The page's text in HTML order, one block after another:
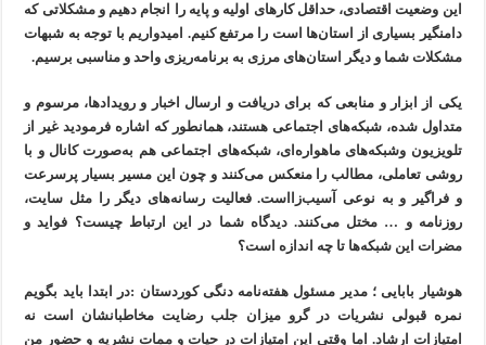
این وضعیت اقتصادی، حداقل کارهای اولیه و پایه را انجام دهیم و مشکلاتی که
دامنگیر بسیاری از استان‌ها است را مرتفع کنیم. امیدواریم با توجه به شبهات
مشکلات شما و دیگر استان‌های مرزی به برنامه‌ریزی واحد و مناسبی برسیم.
یکی از ابزار و منابعی که برای دریافت و ارسال اخبار و رویدادها، مرسوم و
متداول شده، شبکه‌های اجتماعی هستند، همانطور که اشاره فرمودید غیر از
تلویزیون وشبکه‌های ماهواره‌ای، شبکه‌های اجتماعی هم به‌صورت کانال و با
روشی تعاملی، مطالب را منعکس می‌کنند و چون این مسیر بسیار پرسرعت
و فراگیر و به نوعی آسیب‌زااست. فعالیت رسانه‌های دیگر را مثل سایت،
روزنامه و … مختل می‌کنند. دیدگاه شما در این ارتباط چیست؟ فواید و
مضرات این شبکه‌ها تا چه اندازه است؟
هوشیار بابایی ؛ مدیر مسئول هفته‌نامه دنگی کوردستان :در ابتدا باید بگویم
نمره قبولی نشریات در گرو میزان جلب رضایت مخاطبانشان است نه
امتیازات ارشاد. اما وقتی این امتیازات در حیات و ممات نشریه و حضور من